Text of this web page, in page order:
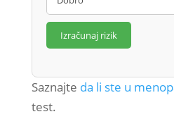
Izračunaj rizik
Saznajte da li ste u
test.